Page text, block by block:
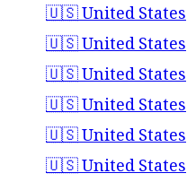
🇺🇸 United States
🇺🇸 United States
🇺🇸 United States
🇺🇸 United States
🇺🇸 United States
🇺🇸 United States